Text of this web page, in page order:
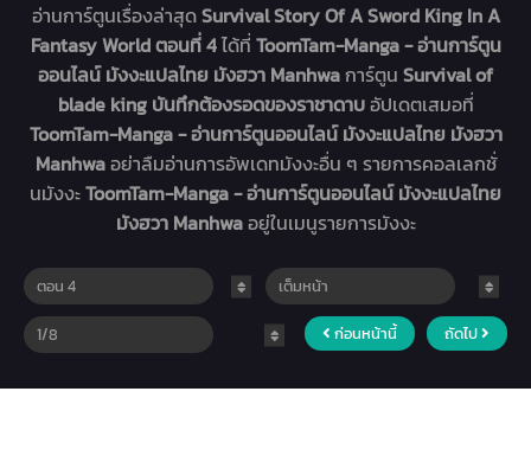
อ่านการ์ตูนเรื่องล่าสุดSurvival Story Of A Sword King In A
Fantasy World ตอนที่ 4ได้ที่ ToomTam-Manga - อ่านการ์ตูน
ออนไลน์ มังงะแปลไทย มังฮวา Manhwaการ์ตูน Survival of
blade king บันทึกต้องรอดของราชาดาบอัปเดตเสมอที่
ToomTam-Manga - อ่านการ์ตูนออนไลน์ มังงะแปลไทย มังฮวา
Manhwaอย่าลืมอ่านการอัพเดทมังงะอื่น ๆ รายการคอลเลกชั่
นมังงะToomTam-Manga - อ่านการ์ตูนออนไลน์ มังงะแปลไทย
มังฮวา Manhwaอยู่ในเมนูรายการมังงะ
ก่อนหน้านี้ ถัดไป